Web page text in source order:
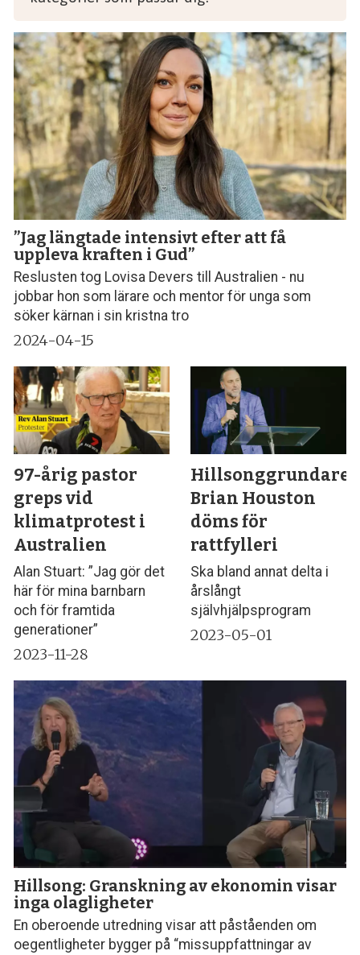
”Jag längtade intensivt efter att få
uppleva kraften i Gud”
Reslusten tog Lovisa Devers till Australien - nu
jobbar hon som lärare och mentor för unga som
söker kärnan i sin kristna tro
2024-04-15
97-årig pastor
greps vid
klimatprotest i
Australien
Alan Stuart: ”Jag gör det
här för mina barnbarn
och för framtida
generationer”
2023-11-28
Brian Houston
döms för
rattfylleri
Ska bland annat delta i
årslångt
självhjälpsprogram
2023-05-01
Hillsong: Granskning av ekonomin visar
inga olagligheter
En oberoende utredning visar att påståenden om
oegentligheter bygger på “missuppfattningar av